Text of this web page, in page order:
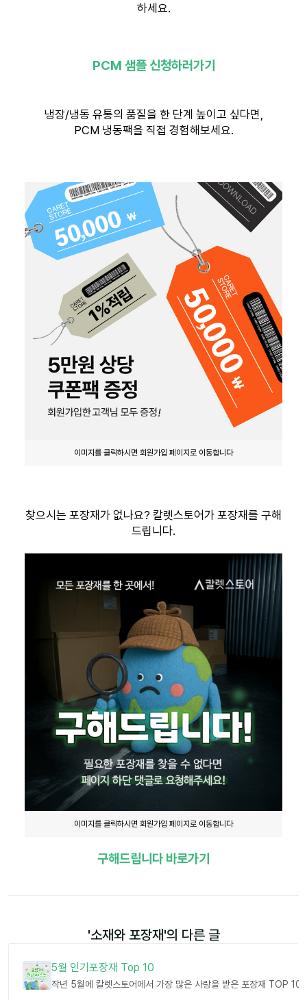
하세요.
PCM 샘플 신청하러가기
냉장/냉동 유통의 품질을 한 단계 높이고 싶다면,
PCM 냉동팩을 직접 경험해보세요.
이미지를 클릭하시면 회원가입 페이지로 이동합니다
찾으시는 포장재가 없나요? 칼렛스토어가 포장재를 구해
드립니다.
이미지를 클릭하시면 회원가입 페이지로 이동합니다
구해드립니다 바로가기
'소재와 포장재'의 다른 글
5월 인기포장재 Top 10